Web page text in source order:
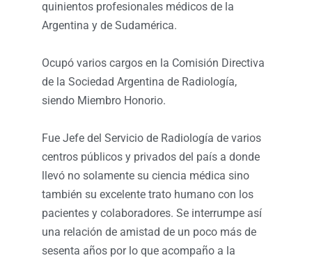
quinientos profesionales médicos de la
Argentina y de Sudamérica.
Ocupó varios cargos en la Comisión Directiva
de la Sociedad Argentina de Radiología,
siendo Miembro Honorio.
Fue Jefe del Servicio de Radiología de varios
centros públicos y privados del país a donde
llevó no solamente su ciencia médica sino
también su excelente trato humano con los
pacientes y colaboradores. Se interrumpe así
una relación de amistad de un poco más de
sesenta años por lo que acompaño a la